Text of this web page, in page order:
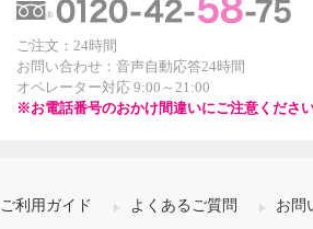
ご注文：24時間
お問い合わせ：音声自動応答24時間
オペレーター対応 9:00～21:00
※お電話番号のおかけ間違いにご注意ください
ご利用ガイド よくあるご質問 お問